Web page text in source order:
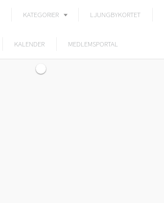
KATEGORIER LJUNGBYKORTET
KALENDER MEDLEMSPORTAL